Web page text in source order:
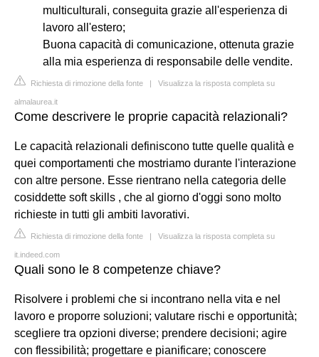
multiculturali, conseguita grazie all'esperienza di
lavoro all'estero;
Buona capacità di comunicazione, ottenuta grazie
alla mia esperienza di responsabile delle vendite.
Richiesta di rimozione della fonte | Visualizza la risposta completa su
almalaurea.it
Come descrivere le proprie capacità relazionali?
Le capacità relazionali definiscono tutte quelle qualità e
quei comportamenti che mostriamo durante l'interazione
con altre persone. Esse rientrano nella categoria delle
cosiddette soft skills , che al giorno d'oggi sono molto
richieste in tutti gli ambiti lavorativi.
Richiesta di rimozione della fonte | Visualizza la risposta completa su
it.indeed.com
Quali sono le 8 competenze chiave?
Risolvere i problemi che si incontrano nella vita e nel
lavoro e proporre soluzioni; valutare rischi e opportunità;
scegliere tra opzioni diverse; prendere decisioni; agire
con flessibilità; progettare e pianificare; conoscere